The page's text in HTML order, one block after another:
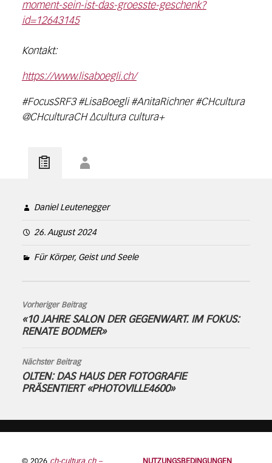
moment-sein-ist-das-groesste-geschenk?
id=12643145
Kontakt:
https://www.lisaboegli.ch/
#FocusSRF3 #LisaBoegli #AnitaRichner #CHcultura
@CHculturaCH ∆cultura cultura+
Daniel Leutenegger
26. August 2024
Für Körper, Geist und Seele
Vorheriger Beitrag
«10 JAHRE SALON DER GEGENWART. IM FOKUS:
RENATE BODMER»
Nächster Beitrag
OLTEN: DAS HAUS DER FOTOGRAFIE
PRÄSENTIERT «PHOTOVILLE4600»
© 2026 ch-cultura.ch – NUTZUNGSBEDINGUNGEN